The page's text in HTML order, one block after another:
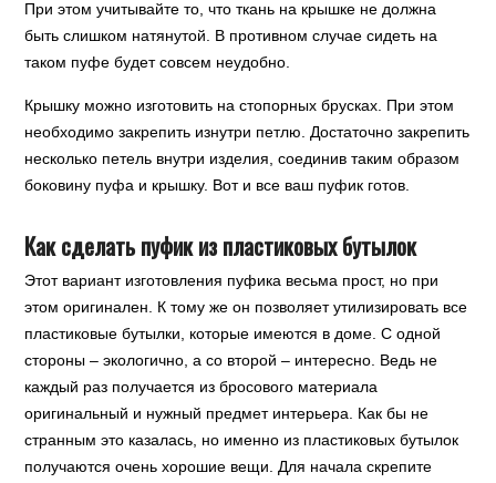
При этом учитывайте то, что ткань на крышке не должна
быть слишком натянутой. В противном случае сидеть на
таком пуфе будет совсем неудобно.
Крышку можно изготовить на стопорных брусках. При этом
необходимо закрепить изнутри петлю. Достаточно закрепить
несколько петель внутри изделия, соединив таким образом
боковину пуфа и крышку. Вот и все ваш пуфик готов.
Как сделать пуфик из пластиковых бутылок
Этот вариант изготовления пуфика весьма прост, но при
этом оригинален. К тому же он позволяет утилизировать все
пластиковые бутылки, которые имеются в доме. С одной
стороны – экологично, а со второй – интересно. Ведь не
каждый раз получается из бросового материала
оригинальный и нужный предмет интерьера. Как бы не
странным это казалась, но именно из пластиковых бутылок
получаются очень хорошие вещи. Для начала скрепите